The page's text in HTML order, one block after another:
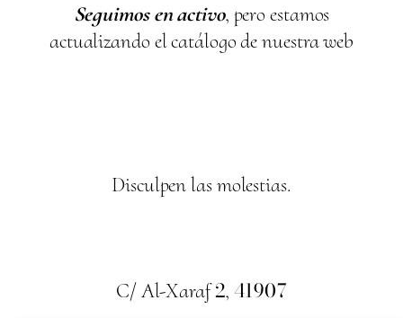
Seguimos en activo, pero estamos
actualizando el catálogo de nuestra web
Disculpen las molestias.
C/ Al-Xaraf2, 41907